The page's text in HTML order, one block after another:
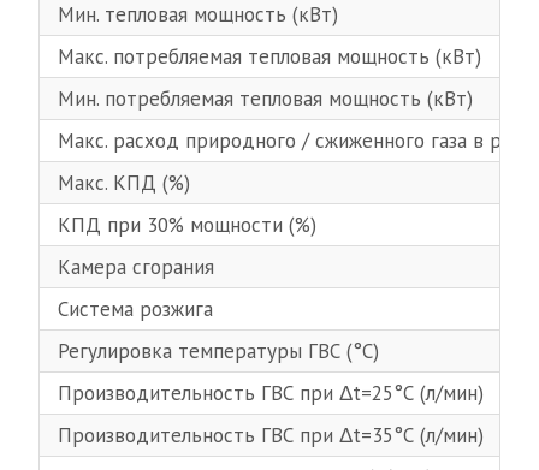
Мин. тепловая мощность (кВт)
Макс. потребляемая тепловая мощность (кВт)
Мин. потребляемая тепловая мощность (кВт)
Макс. расход природного / сжиженного газа в
Макс. КПД (%)
КПД при 30% мощности (%)
Камера сгорания
Система розжига
Регулировка температуры ГВС (°С)
Производительность ГВС при Δt=25°С (л/мин)
Производительность ГВС при Δt=35°С (л/мин)